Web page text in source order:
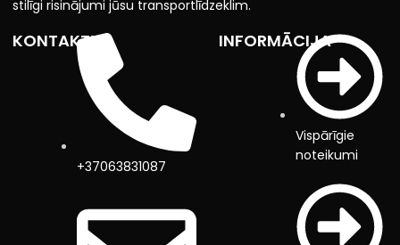
stilīgi risinājumi jūsu transportlīdzeklim.
KONTAKTI
+37063831087
INFORMĀCIJA
Vispārīgie
noteikumi